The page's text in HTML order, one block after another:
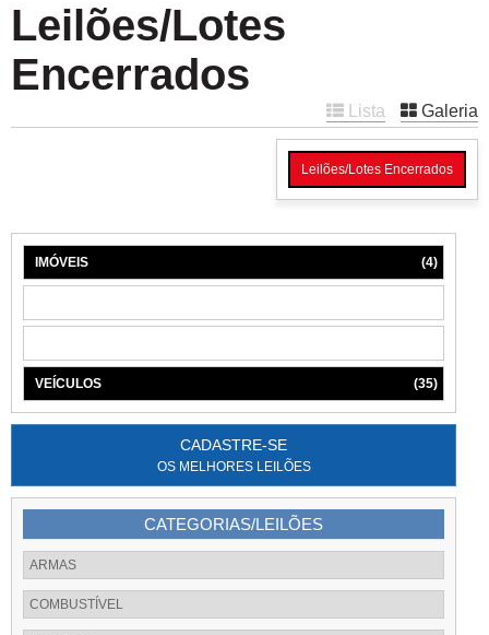
Leilões/Lotes
Encerrados
Lista Galeria
Leilões/Lotes Encerrados
IMÓVEIS (4)
VEÍCULOS (35)
CADASTRE-SE
OS MELHORES LEILÕES
CATEGORIAS/LEILÕES
ARMAS
COMBUSTÍVEL